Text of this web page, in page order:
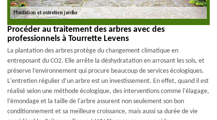
Procéder au traitement des arbres avec des
professionnels à Tourrette Levens
La plantation des arbres protège du changement climatique en
entreposant du CO2. Elle arrête la déshydratation en arrosant les sols, et
préserve l’environnement qui procure beaucoup de services écologiques.
L'entretien régulier d’un arbre est un investissement. En effet, quand il est
réalisé selon une méthode écologique, des interventions comme l'élagage,
l’émondage et la taille de l'arbre assurent non seulement son bon
conditionnement et sa meilleure croissance, mais aussi sa durée de vie